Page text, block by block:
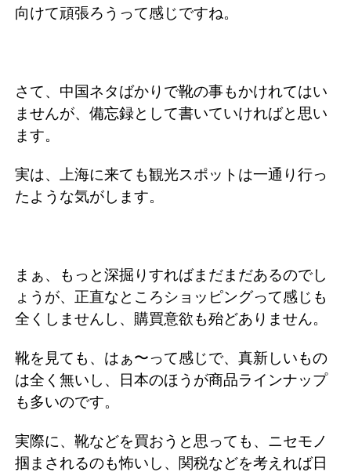
向けて頑張ろうって感じですね。
さて、中国ネタばかりで靴の事もかけれてはい
ませんが、備忘録として書いていければと思い
ます。
実は、上海に来ても観光スポットは一通り行っ
たような気がします。
まぁ、もっと深掘りすればまだまだあるのでし
ょうが、正直なところショッピングって感じも
全くしませんし、購買意欲も殆どありません。
靴を見ても、はぁ〜って感じで、真新しいもの
は全く無いし、日本のほうが商品ラインナップ
も多いのです。
実際に、靴などを買おうと思っても、ニセモノ
掴まされるのも怖いし、関税などを考えれば日